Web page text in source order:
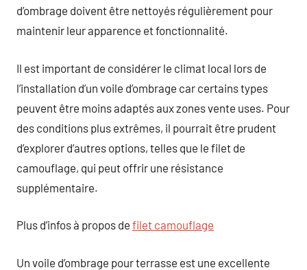
d’ombrage doivent être nettoyés régulièrement pour
maintenir leur apparence et fonctionnalité.
Il est important de considérer le climat local lors de
l’installation d’un voile d’ombrage car certains types
peuvent être moins adaptés aux zones vente uses. Pour
des conditions plus extrêmes, il pourrait être prudent
d’explorer d’autres options, telles que le filet de
camouflage, qui peut offrir une résistance
supplémentaire.
Plus d’infos à propos de filet camouflage
Un voile d’ombrage pour terrasse est une excellente